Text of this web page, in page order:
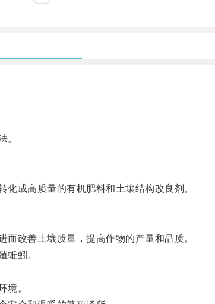
。
成高质量的有机肥料和土壤结构改良剂。
改善土壤质量，提高作物的产量和品质。
蚓。
境。